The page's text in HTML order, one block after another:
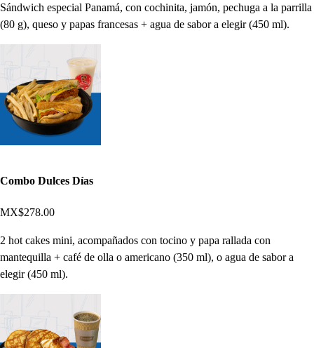
Sándwich especial Panamá, con cochinita, jamón, pechuga a la parrilla
(80 g), queso y papas francesas + agua de sabor a elegir (450 ml).
Combo Dulces Días
MX$278.00
2 hot cakes mini, acompañados con tocino y papa rallada con
mantequilla + café de olla o americano (350 ml), o agua de sabor a
elegir (450 ml).